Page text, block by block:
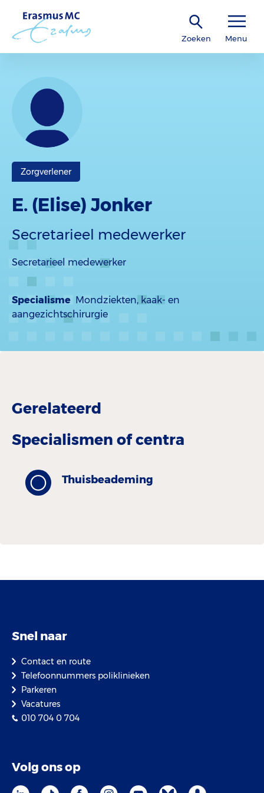
Zoeken Menu
Zorgverlener
E. (Elise) Jonker
Secretarieel medewerker
Secretarieel medewerker
Specialisme Mondziekten, kaak- en
aangezichtschirurgie
Gerelateerd
Specialismen of centra
Thuisbeademing
Snel naar
Contact en route
Telefoonnummers poliklinieken
Parkeren
Vacatures
010 704 0 704
Volg ons op